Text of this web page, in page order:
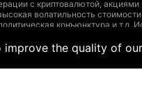
с криптовалютой,
волатильность
конъюнктура и
финансовыми инструментами
инвестирования,
может утратить
improve the quality of